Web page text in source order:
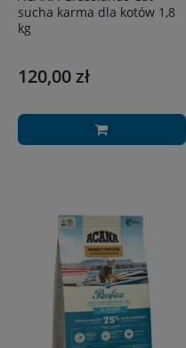
sucha karma dla kotów 1,8
kg
120,00 zł